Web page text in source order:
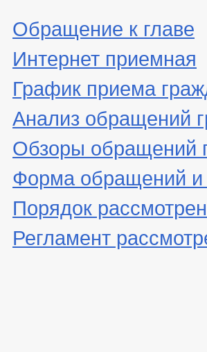
Обращение к главе
Интернет приемная
График приема
Анализ обращений
Обзоры обращений
Форма обращений и
Порядок
Регламент